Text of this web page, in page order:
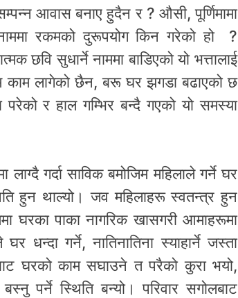
आवास बनाए हुदैन र ? औसी, पूर्णिमामा
नाममा रकमको दुरूपयोग किन गरेको हो ?
छवि सुधार्ने नाममा बाडिएको यो भत्तालाई
काम लागेको छैन, बरू घर झगडा बढाएको छ
र हाल गम्भिर बन्दै गएको यो समस्या
लाग्दै गर्दा साविक बमोजिम महिलाले गर्ने घर
हुन थाल्यो। जव महिलाहरू स्वतन्त्र हुन
घरका पाका नागरिक खासगरी आमाहरूमा
धन्दा गर्ने, नातिनातिना स्याहार्ने जस्ता
घरको काम सघाउने त परैको कुरा भयो,
पर्ने स्थिति बन्यो। परिवार सगोलबाट